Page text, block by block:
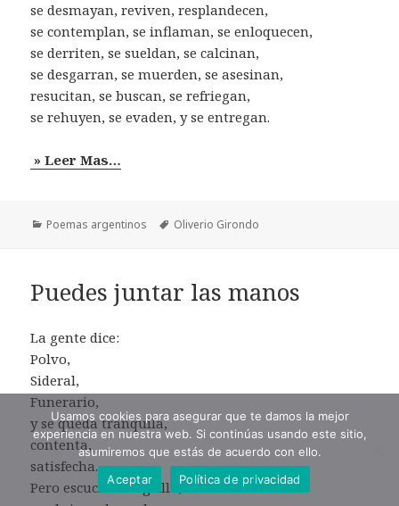
se desmayan, reviven, resplandecen,
se contemplan, se inflaman, se enloquecen,
se derriten, se sueldan, se calcinan,
se desgarran, se muerden, se asesinan,
resucitan, se buscan, se refriegan,
se rehuyen, se evaden, y se entregan.
» Leer Mas…
Categorías
Poemas argentinos Etiquetas
Oliverio Girondo
Puedes juntar las manos
La gente dice:
Polvo,
Sideral,
Funerario,
y se queda tranquila,
contenta,
satisfecha.
Pero escucha ese grillo,
Usamos cookies para asegurar que te damos la mejor
experiencia en nuestra web. Si continúas usando este sitio,
asumiremos que estás de acuerdo con ello.
Aceptar
Política de privacidad